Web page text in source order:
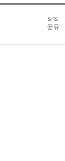
sns
공유